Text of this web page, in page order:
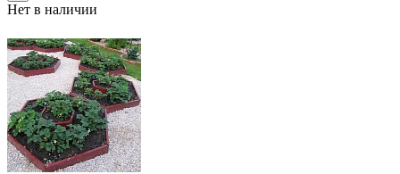
Нет в наличии